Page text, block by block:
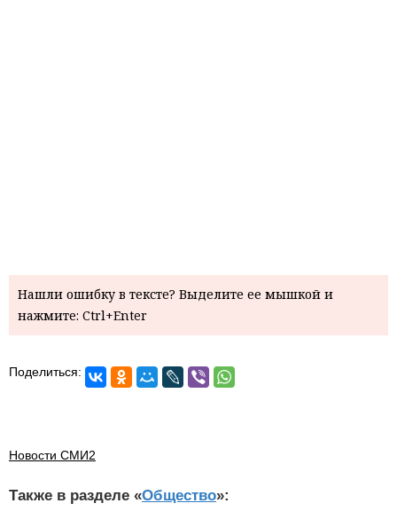
Нашли ошибку в тексте? Выделите ее мышкой и
нажмите: Ctrl+Enter
Поделиться:
Новости СМИ2
Также в разделе «Общество»: